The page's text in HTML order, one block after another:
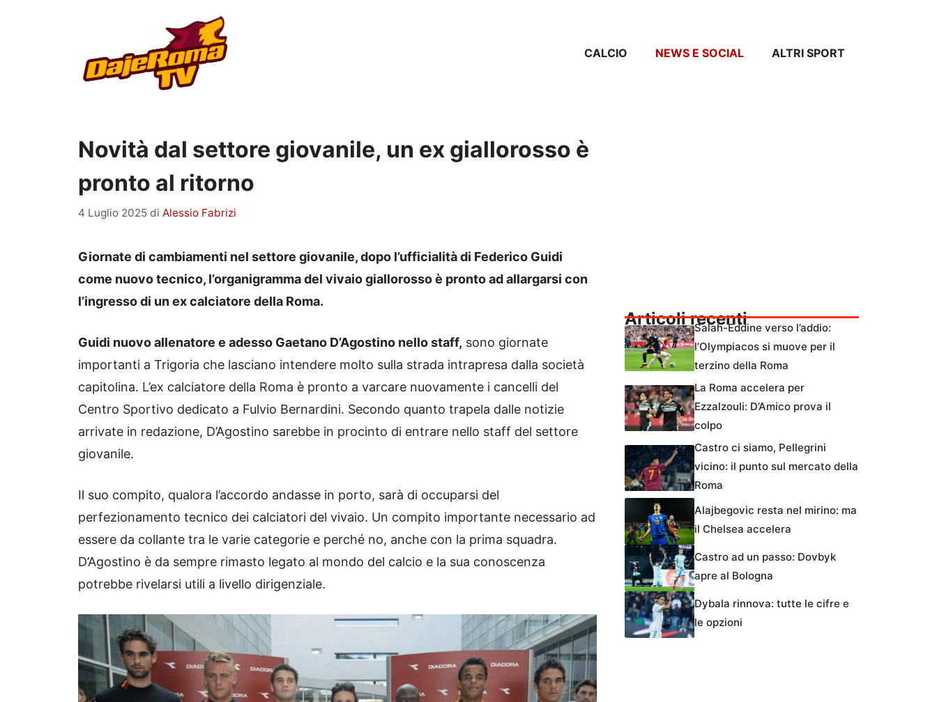
CALCIO NEWS E SOCIAL ALTRI SPORT
Novità dal settore giovanile, un ex giallorosso è
pronto al ritorno
4 Luglio 2025 di Alessio Fabrizi
Giornate di cambiamenti nel settore giovanile, dopo l’ufficialità di Federico Guidi
come nuovo tecnico, l’organigramma del vivaio giallorosso è pronto ad allargarsi con
l’ingresso di un ex calciatore della Roma.
Guidi nuovo allenatore e adesso Gaetano D’Agostino nello staff, sono giornate
importanti a Trigoria che lasciano intendere molto sulla strada intrapresa dalla società
capitolina. L’ex calciatore della Roma è pronto a varcare nuovamente i cancelli del
Centro Sportivo dedicato a Fulvio Bernardini. Secondo quanto trapela dalle notizie
arrivate in redazione, D’Agostino sarebbe in procinto di entrare nello staff del settore
giovanile.
Il suo compito, qualora l’accordo andasse in porto, sarà di occuparsi del
perfezionamento tecnico dei calciatori del vivaio. Un compito importante necessario ad
essere da collante tra le varie categorie e perché no, anche con la prima squadra.
D’Agostino è da sempre rimasto legato al mondo del calcio e la sua conoscenza
potrebbe rivelarsi utili a livello dirigenziale.
Articoli recentiSalah-Eddine verso l’addio:
l’Olympiacos si muove per il
terzino della Roma
La Roma accelera per
Ezzalzouli: D’Amico prova il
colpo
Castro ci siamo, Pellegrini
vicino: il punto sul mercato della
Roma
Alajbegovic resta nel mirino: ma
il Chelsea accelera
Castro ad un passo: Dovbyk
apre al Bologna
Dybala rinnova: tutte le cifre e
le opzioni